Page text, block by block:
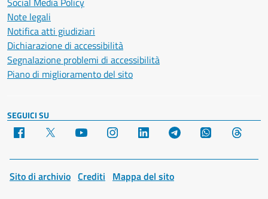
Note legali
Notifica atti giudiziari
Dichiarazione di accessibilità
Segnalazione problemi di accessibilità
Piano di miglioramento del sito
SEGUICI SU
Facebook YouTube Instagram LinkedIn Telegram WhatsApp
Sito di archivio Crediti Mappa del sito